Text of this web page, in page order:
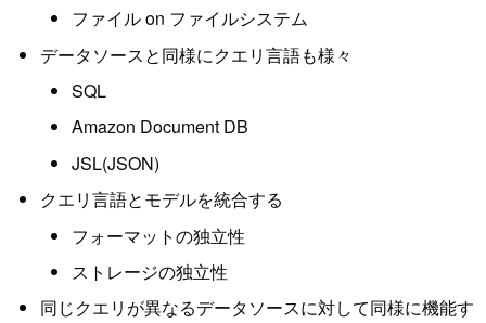
ファイル on ファイルシステム
データソースと同様にクエリ言語も様々
SQL
Amazon Document DB
JSL(JSON)
クエリ言語とモデルを統合する
フォーマットの独立性
ストレージの独立性
同じクエリが異なるデータソースに対して同様に機能す